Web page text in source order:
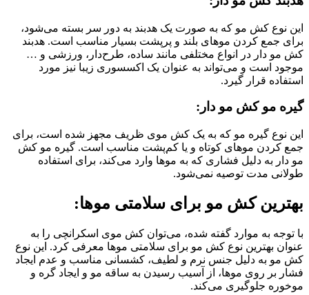
این نوع کش مو که به صورت یک هدبند به دور سر بسته می‌شود،
برای جمع کردن موهای بلند و پرپشت بسیار مناسب است. هدبند
کش مو دار در انواع مختلفی مانند ساده، طرح‌دار، ورزشی و …
موجود است و می‌تواند به عنوان یک اکسسوری زیبا نیز مورد
استفاده قرار گیرد.
گیره مو کش مو دار:
این نوع گیره مو که به یک کش موی ظریف مجهز شده است، برای
جمع کردن موهای کوتاه و یا کم‌پشت مناسب است. گیره مو کش
مو دار به دلیل فشاری که به موها وارد می‌کند، برای استفاده
طولانی مدت توصیه نمی‌شود.
بهترین کش مو برای سلامتی موها:
با توجه به موارد گفته شده، می‌توان کش موی اسکرانچی را به
عنوان بهترین نوع کش مو برای سلامتی موها معرفی کرد. این نوع
کش مو به دلیل جنس نرم و لطیف، کشسانی مناسب و عدم ایجاد
فشار بر روی موها، از آسیب رسیدن به ساقه مو و ایجاد گره و
موخوره جلوگیری می‌کند.